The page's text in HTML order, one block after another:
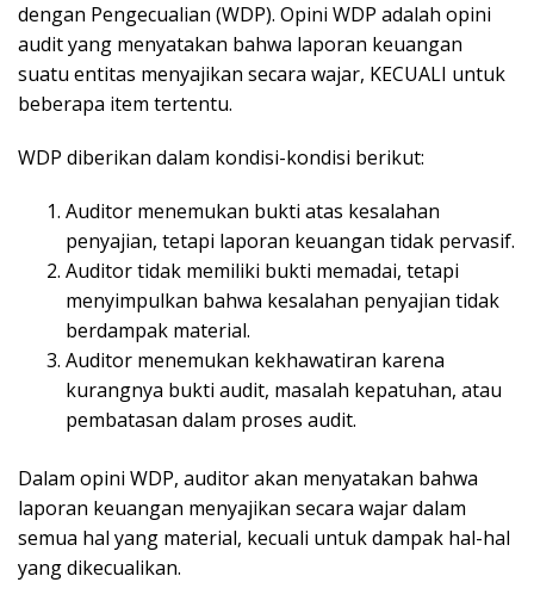
dengan Pengecualian (WDP). Opini WDP adalah opini
audit yang menyatakan bahwa laporan keuangan
suatu entitas menyajikan secara wajar, KECUALI untuk
beberapa item tertentu.
WDP diberikan dalam kondisi-kondisi berikut:
Auditor menemukan bukti atas kesalahan
penyajian, tetapi laporan keuangan tidak pervasif.
Auditor tidak memiliki bukti memadai, tetapi
menyimpulkan bahwa kesalahan penyajian tidak
berdampak material.
Auditor menemukan kekhawatiran karena
kurangnya bukti audit, masalah kepatuhan, atau
pembatasan dalam proses audit.
Dalam opini WDP, auditor akan menyatakan bahwa
laporan keuangan menyajikan secara wajar dalam
semua hal yang material, kecuali untuk dampak hal-hal
yang dikecualikan.